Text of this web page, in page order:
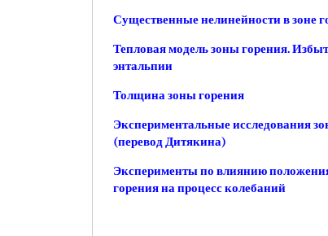
Существенные нелинейности в зоне
Тепловая модель зоны горения.
энтальпии
Толщина зоны горения
Экспериментальные исследования
(перевод Дитякина)
Эксперименты по влиянию
горения на процесс колебаний